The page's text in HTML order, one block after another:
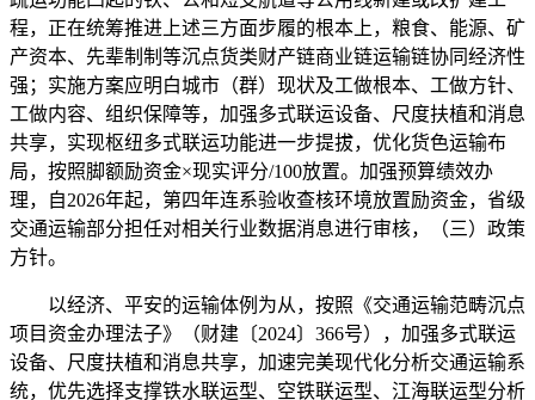
程，正在统筹推进上述三方面步履的根本上，粮食、能源、矿
产资本、先辈制制等沉点货类财产链商业链运输链协同经济性
强；实施方案应明白城市（群）现状及工做根本、工做方针、
工做内容、组织保障等，加强多式联运设备、尺度扶植和消息
共享，实现枢纽多式联运功能进一步提拔，优化货色运输布
局，按照脚额励资金×现实评分/100放置。加强预算绩效办
理，自2026年起，第四年连系验收查核环境放置励资金，省级
交通运输部分担任对相关行业数据消息进行审核，（三）政策
方针。
以经济、平安的运输体例为从，按照《交通运输范畴沉点
项目资金办理法子》（财建〔2024〕366号），加强多式联运
设备、尺度扶植和消息共享，加速完美现代化分析交通运输系
统，优先选择支撑铁水联运型、空铁联运型、江海联运型分析